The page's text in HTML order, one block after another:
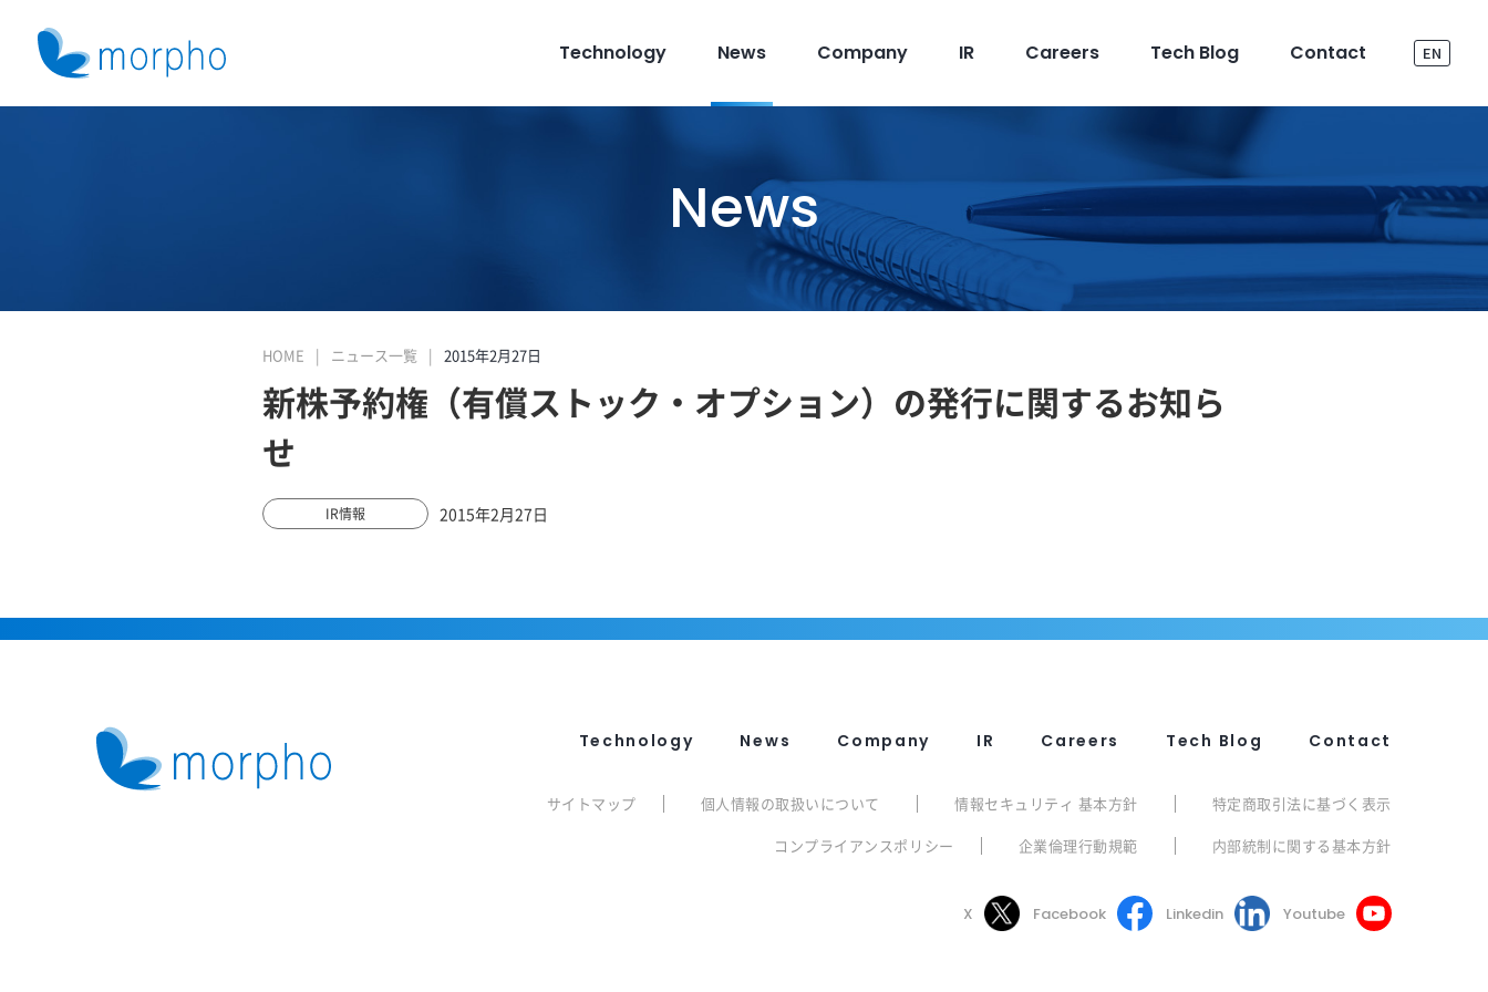
Technology News Company IR Careers Tech Blog Contact EN
News
HOME ニュース一覧 2015年2月27日
新株予約権（有償ストック・オプション）の発行に関するお知ら
せ
IR情報 2015年2月27日
Technology News Company IR Careers Tech Blog Contact
サイトマップ 個人情報の取扱いについて 情報セキュリティ 基本方針
特定商取引法に基づく表示
コンプライアンスポリシー
企業倫理行動規範 内部統制に関する基本方針
X Facebook Linkedin Youtube